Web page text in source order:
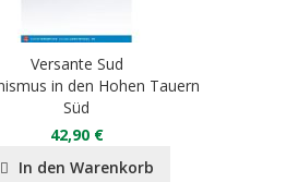
Versante Sud
in den Hohen Tauern
Süd
42,90 €
In den Warenkorb